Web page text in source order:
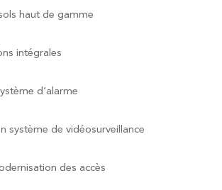
haut de gamme
intégrales
d’alarme
système de vidéosurveillance
des accès